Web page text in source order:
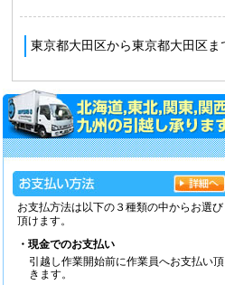
お支払方法は以下の３種類の中からお選び
頂けます。
・現金でのお支払い
引越し作業開始前に作業員へお支払い頂
きます。